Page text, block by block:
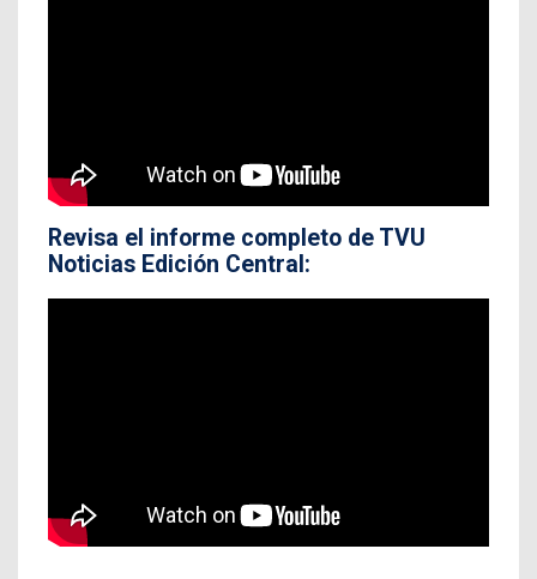
Revisa el informe completo de TVU
Noticias Edición Central: